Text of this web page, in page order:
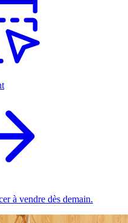
à vendre dès demain.